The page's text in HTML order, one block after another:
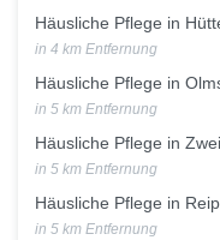
Häusliche Pflege in
in 4 km Entfernung
Häusliche Pflege in
in 5 km Entfernung
Häusliche Pflege in
in 5 km Entfernung
Häusliche Pflege in
in 5 km Entfernung